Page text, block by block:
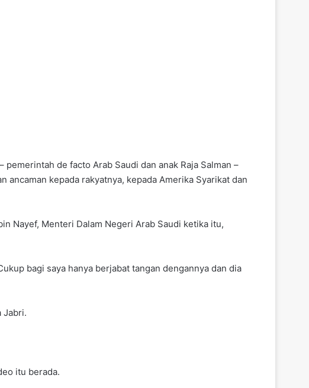
de facto Arab Saudi dan anak Raja Salman –
kepada rakyatnya, kepada Amerika Syarikat dan
Nayef, Menteri Dalam Negeri Arab Saudi ketika itu,
bagi saya hanya berjabat tangan dengannya dan dia
Jabri.
itu berada.